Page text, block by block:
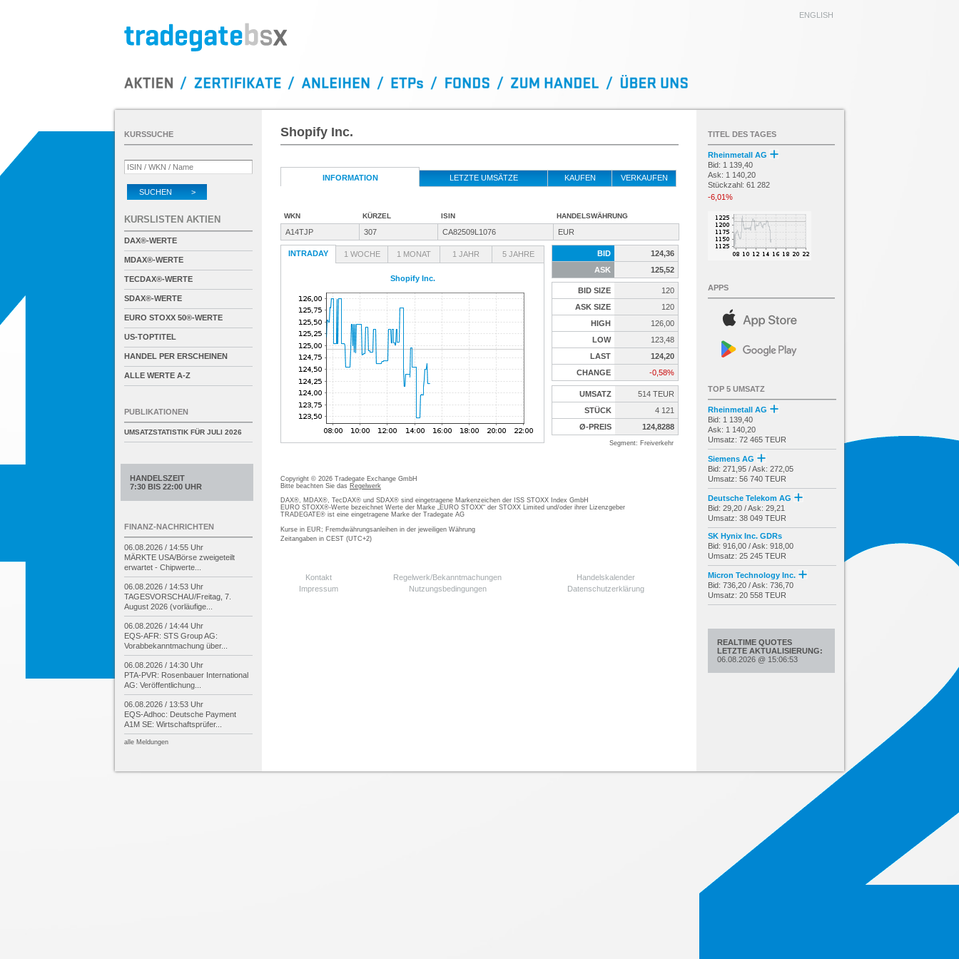
ENGLISH
Shopify Inc.
INFORMATION LETZTE UMSÄTZE KAUFEN VERKAUFEN
WKN KÜRZEL ISIN HANDELSWÄHRUNG
A14TJP 307 CA82509L1076 EUR
INTRADAY 1 WOCHE 1 MONAT 1 JAHR 5 JAHRE
Shopify Inc.
BID
124,36
ASK
125,52
BID SIZE
120
ASK SIZE
120
HIGH
126,00
LOW
123,48
LAST
124,20
CHANGE
-0,58%
UMSATZ
514 TEUR
STÜCK
4 121
Ø-PREIS
124,8288
Segment: Freiverkehr
Copyright © 2026 Tradegate Exchange GmbH
Bitte beachten Sie das Regelwerk
DAX®, MDAX®, TecDAX® und SDAX® sind eingetragene Markenzeichen der ISS STOXX Index GmbH
EURO STOXX®-Werte bezeichnet Werte der Marke „EURO STOXX“ der STOXX Limited und/oder ihrer Lizenzgeber
TRADEGATE® ist eine eingetragene Marke der Tradegate AG
Kurse in EUR; Fremdwährungsanleihen in der jeweiligen Währung
Zeitangaben in CEST (UTC+2)
Kontakt Regelwerk/Bekanntmachungen
Handelskalender
Impressum
Nutzungsbedingungen Datenschutzerklärung
KURSSUCHE
SUCHEN >
KURSLISTEN AKTIEN
DAX®-WERTE
MDAX®-WERTE
TECDAX®-WERTE
SDAX®-WERTE
EURO STOXX 50®-WERTE
US-TOPTITEL
HANDEL PER ERSCHEINEN
ALLE WERTE A-Z
PUBLIKATIONEN
UMSATZSTATISTIK FÜR JULI 2026
HANDELSZEIT
7:30 BIS 22:00 UHR
FINANZ-NACHRICHTEN
06.08.2026 / 14:55 Uhr
MÄRKTE USA/Börse zweigeteilt
erwartet - Chipwerte...
06.08.2026 / 14:53 Uhr
TAGESVORSCHAU/Freitag, 7.
August 2026 (vorläufige...
06.08.2026 / 14:44 Uhr
EQS-AFR: STS Group AG:
Vorabbekanntmachung über...
06.08.2026 / 14:30 Uhr
PTA-PVR: Rosenbauer International
AG: Veröffentlichung...
06.08.2026 / 13:53 Uhr
EQS-Adhoc: Deutsche Payment
A1M SE: Wirtschaftsprüfer...
alle Meldungen
TITEL DES TAGES
Rheinmetall AG
Bid: 1 139,40
Ask: 1 140,20
Stückzahl: 61 282
-6,01%
APPS
TOP 5 UMSATZ
Rheinmetall AG
Bid: 1 139,40
Ask: 1 140,20
Umsatz: 72 465 TEUR
Siemens AG
Bid: 271,95 / Ask: 272,05
Umsatz: 56 740 TEUR
Deutsche Telekom AG
Bid: 29,20 / Ask: 29,21
Umsatz: 38 049 TEUR
SK Hynix Inc. GDRs
Bid: 916,00 / Ask: 918,00
Umsatz: 25 245 TEUR
Micron Technology Inc.
Bid: 736,20 / Ask: 736,70
Umsatz: 20 558 TEUR
REALTIME QUOTES
LETZTE AKTUALISIERUNG:
06.08.2026 @ 15:06:53